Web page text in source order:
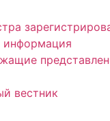
информация
вестник